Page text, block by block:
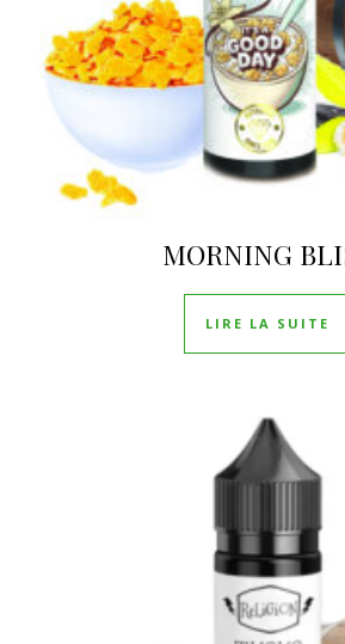
MORNING
LIRE LA SUITE